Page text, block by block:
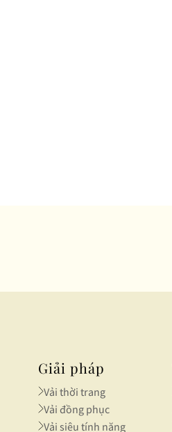
Giải pháp
Vải thời trang
Vải đồng phục
Vải siêu tính năng